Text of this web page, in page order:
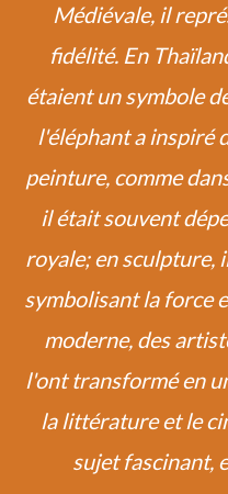
Médiévale, il
fidélité. En
étaient un symbole
l'éléphant a inspiré
peinture, comme
il était souvent
royale; en sculpture,
symbolisant la force
moderne, des
l'ont transformé en
la littérature et le
sujet fascinant,